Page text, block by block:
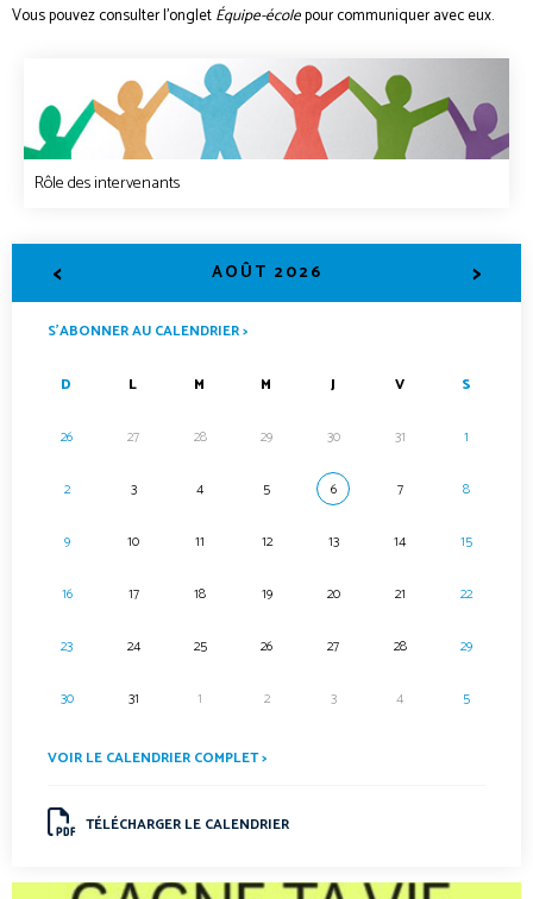
Vous pouvez consulter l’ongletÉquipe-écolepour communiquer avec eux.
Rôle des intervenants
< AOÛT 2026 >
S’ABONNER AU CALENDRIER >
D L M M J V S
26 27 28 29 30 31 1
2 3 4 5 6 7 8
9 10 11 12 13 14 15
16 17 18 19 20 21 22
23 24 25 26 27 28 29
30 31 1 2 3 4 5
VOIR LE CALENDRIER COMPLET >
TÉLÉCHARGER LE CALENDRIER